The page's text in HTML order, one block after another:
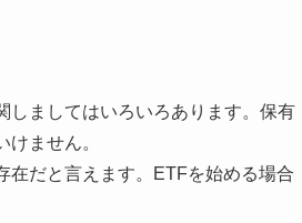
しましてはいろいろあります。保有
ません。
在だと言えます。ETFを始める場合